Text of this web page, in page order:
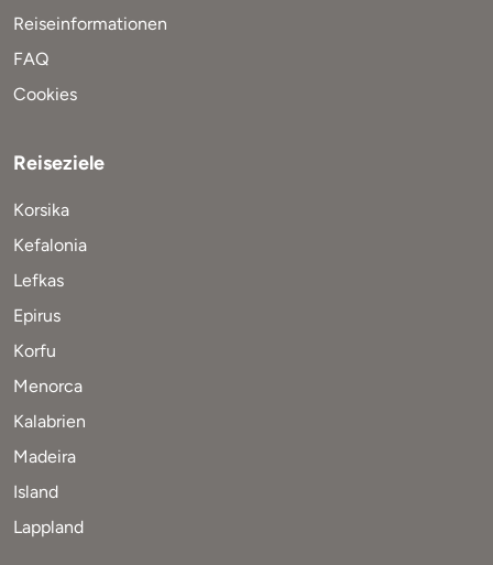
Reiseinformationen
FAQ
Cookies
Reiseziele
Korsika
Kefalonia
Lefkas
Epirus
Korfu
Menorca
Kalabrien
Madeira
Island
Lappland